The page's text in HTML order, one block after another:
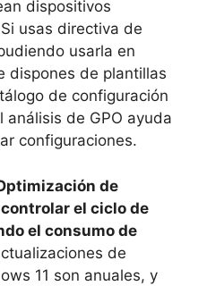
dispositivos
usas directiva de
usarla en
dispones de plantillas
de configuración
análisis de GPO ayuda
configuraciones.
de
el ciclo de
el consumo de
de
11 son anuales, y